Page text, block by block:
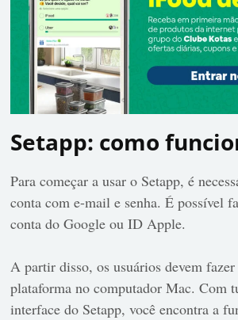
Setapp: como
Para começar a usar o Setapp, é
conta com e-mail e senha. É possível
conta do Google ou ID Apple.
A partir disso, os usuários devem
plataforma no computador Mac. Com
interface do Setapp, você encontra a